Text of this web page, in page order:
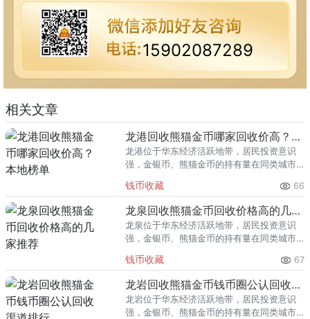
15902087289
相关文章
龙港回收熊猫金币哪家回收价高？本地榜单
龙港位于华东经济活跃地带，居民投资意识
强，金银币、熊猫金币的持有量在同类城市
熊猫金币的需求就明显升温，但鱼龙混杂的
回收渠道里，能精准识别版别溢
钱币收藏 66
龙泉回收熊猫金币回收价格高的几家推荐
龙泉位于华东经济活跃地带，居民投资意识
强，金银币、熊猫金币的持有量在同类城市
熊猫金币的需求就明显升温，但鱼龙混杂的
回收渠道里，能精准识别版别溢
钱币收藏 67
龙岩回收熊猫金币钱币圈公认回收渠道排行
龙岩位于华东经济活跃地带，居民投资意识
强，金银币、熊猫金币的持有量在同类城市